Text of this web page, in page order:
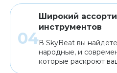
Широкий
инструментов
В SkyBeat вы
народные, и
которые раскроют